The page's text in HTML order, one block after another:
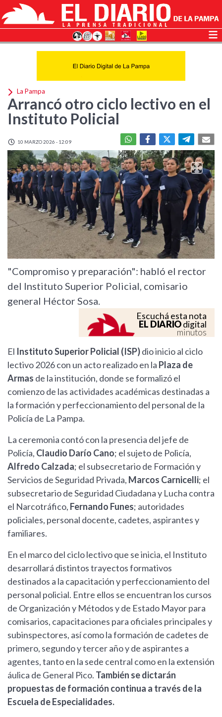
La Pampa
Arrancó otro ciclo lectivo en el
Instituto Policial
10 MARZO 2026 - 12:09
"Compromiso y preparación": habló el rector
del Instituto Superior Policial, comisario
general Héctor Sosa.
Escuchá esta nota
EL DIARIOdigital
minutos
El Instituto Superior Policial (ISP)dio inicio al ciclo
lectivo 2026 con un acto realizado en la Plaza de
Armas de la institución, donde se formalizó el
comienzo de las actividades académicas destinadas a
la formación y perfeccionamiento del personal de la
Policía de La Pampa.
La ceremonia contó con la presencia del jefe de
Policía, Claudio Darío Cano; el sujeto de Policía,
Alfredo Calzada; el subsecretario de Formación y
Servicios de Seguridad Privada, Marcos Carnicelli; el
subsecretario de Seguridad Ciudadana y Lucha contra
el Narcotráfico, Fernando Funes; autoridades
policiales, personal docente, cadetes, aspirantes y
familiares.
En el marco del ciclo lectivo que se inicia, el Instituto
desarrollará distintos trayectos formativos
destinados a la capacitación y perfeccionamiento del
personal policial. Entre ellos se encuentran los cursos
de Organización y Métodos y de Estado Mayor para
comisarios, capacitaciones para oficiales principales y
subinspectores, así como la formación de cadetes de
primero, segundo y tercer año y de aspirantes a
agentes, tanto en la sede central como en la extensión
áulica de General Pico. También se dictarán
propuestas de formación continua a través de la
Escuela de Especialidades.